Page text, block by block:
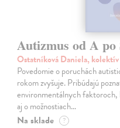
Autizmus od A po
Ostatníková Daniela,
Povedomie o poruchách
rokom zvyšuje. Pribúdajú
environmentálnych faktoroch,
aj o možnostiach…
Na sklade ?